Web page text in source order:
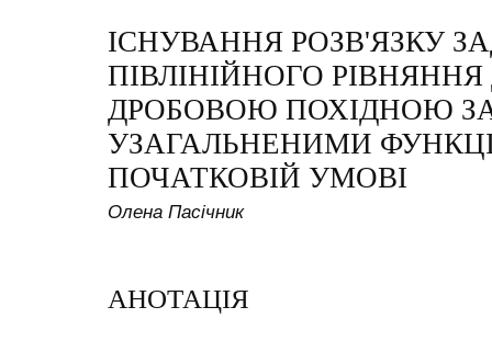
ІСНУВАННЯ РОЗВ'ЯЗКУ
ПІВЛІНІЙНОГО РІВНЯННЯ
ДРОБОВОЮ ПОХІДНОЮ
УЗАГАЛЬНЕНИМИ
ПОЧАТКОВІЙ УМОВІ
Олена Пасічник
АНОТАЦІЯ